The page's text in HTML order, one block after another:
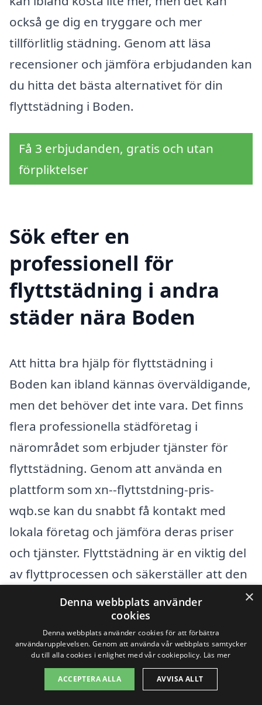
också ge dig en tryggare och mer
tillförlitlig städning. Genom att läsa
recensioner och jämföra erbjudanden kan
du hitta det bästa alternativet för din
flyttstädning i Boden.
Få 3 erbjudanden, gratis och utan
förpliktelser
Sök efter en
professionell för
flyttstädning i andra
städer nära Boden
Att hitta bra hjälp för flyttstädning i
Boden kan ibland kännas överväldigande,
men det behöver det inte vara. Det finns
flera professionella städföretag i
närområdet som erbjuder tjänster för
flyttstädning. Genom att använda en
plattform som xn--flyttstdning-pris-
wqb.se kan du snabbt få kontakt med
lokala företag och jämföra deras priser
och tjänster. Flyttstädning är en viktig del
av flyttprocessen och säkerställer att den
nya bostaden är ren och inbjudande.
Här är några av de omkringliggande
städerna där du kan få hjälp med
flyttstädning:
×
Denna webbplats använder
cookies
Denna webbplats använder cookies för att förbättra
användarupplevelsen. Genom att använda vår webbplats samtycker
du till alla cookies i enlighet med vår cookiepolicy. Läs mer
ACCEPTERA ALLA AVVISA ALLT